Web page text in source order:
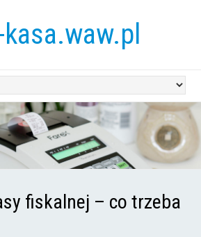
fiskalnej – co trzeba